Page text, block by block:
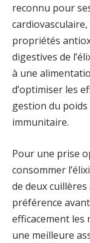
reconnu pour
propriétés
digestives de
à une
d’optimiser les
gestion du
immunitaire.
Pour une prise
consommer
de deux
préférence
efficacement
une meilleure